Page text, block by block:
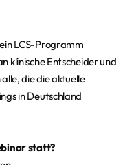
LCS-Programm
klinische Entscheider und
die die aktuelle
in Deutschland
statt?